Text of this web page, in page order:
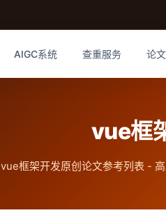
AIGC系统 查重服务 论
vue框
vue框架开发原创论文参考列表 -